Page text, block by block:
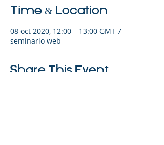
Time & Location
08 oct 2020, 12:00 – 13:00 GMT-7
seminario web
Share This Event